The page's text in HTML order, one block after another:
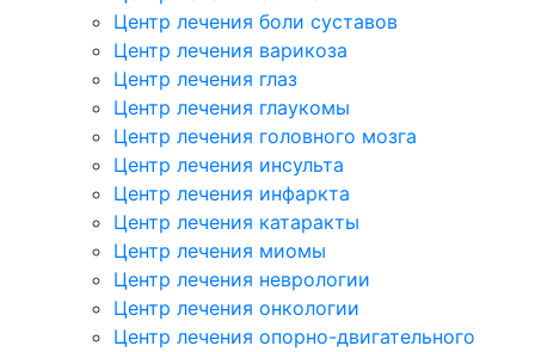
Центр лечения боли суставов
Центр лечения варикоза
Центр лечения глаз
Центр лечения глаукомы
Центр лечения головного мозга
Центр лечения инсульта
Центр лечения инфаркта
Центр лечения катаракты
Центр лечения миомы
Центр лечения неврологии
Центр лечения онкологии
Центр лечения опорно-двигательного